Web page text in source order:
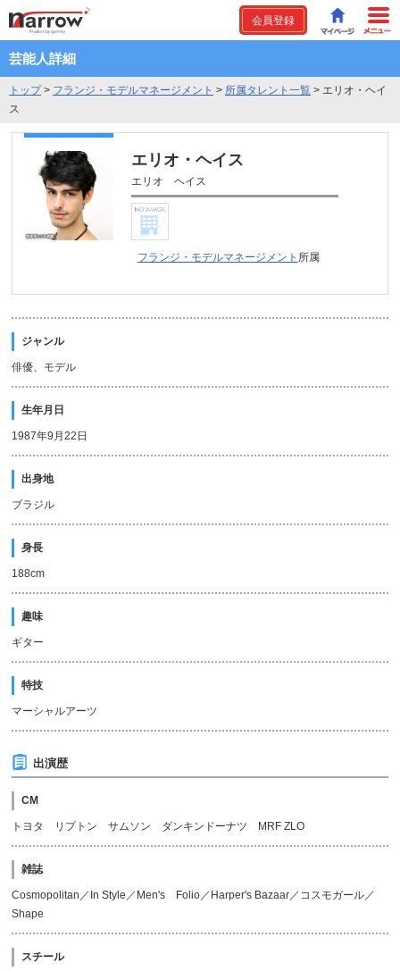
会員登録
芸能人詳細
トップ> フランジ・モデルマネージメント > 所属タレント一覧 > エリオ・ヘイ
ス
エリオ・ヘイス
エリオ ヘイス
フランジ・モデルマネージメント 所属
ジャンル
俳優、モデル
生年月日
1987年9月22日
出身地
ブラジル
身長
188cm
趣味
ギター
特技
マーシャルアーツ
出演歴
CM
トヨタ リプトン サムソン ダンキンドーナツ MRF ZLO
雑誌
Cosmopolitan／In Style／Men's Folio／Harper's Bazaar／コスモガール／
Shape
スチール